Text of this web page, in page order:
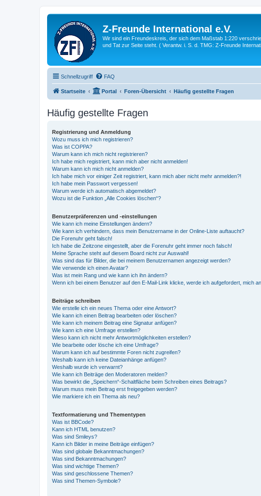
Z-Freunde International e.V.
Wir sind ein Freundeskreis, der sich dem Maßstab 1:220
und Tat zur Seite steht. ( Verantw. i. S. d. TMG: Z-Freunde
Schnellzugriff FAQ
Startseite Portal Foren-Übersicht Häufig gestellte Fragen
Häufig gestellte Fragen
Registrierung und Anmeldung
Wozu muss ich mich registrieren?
Was ist COPPA?
Warum kann ich mich nicht registrieren?
Ich habe mich registriert, kann mich aber nicht anmelden!
Warum kann ich mich nicht anmelden?
Ich habe mich vor einiger Zeit registriert, kann mich aber nicht mehr anmelden?!
Ich habe mein Passwort vergessen!
Warum werde ich automatisch abgemeldet?
Wozu ist die Funktion „Alle Cookies löschen“?
Benutzerpräferenzen und -einstellungen
Wie kann ich meine Einstellungen ändern?
Wie kann ich verhindern, dass mein Benutzername in der Online-Liste auftaucht?
Die Forenuhr geht falsch!
Ich habe die Zeitzone eingestellt, aber die Forenuhr geht immer noch falsch!
Meine Sprache steht auf diesem Board nicht zur Auswahl!
Was sind das für Bilder, die bei meinem Benutzernamen angezeigt werden?
Wie verwende ich einen Avatar?
Was ist mein Rang und wie kann ich ihn ändern?
Wenn ich bei einem Benutzer auf den E-Mail-Link klicke, werde ich aufgefordert, mich
Beiträge schreiben
Wie erstelle ich ein neues Thema oder eine Antwort?
Wie kann ich einen Beitrag bearbeiten oder löschen?
Wie kann ich meinem Beitrag eine Signatur anfügen?
Wie kann ich eine Umfrage erstellen?
Wieso kann ich nicht mehr Antwortmöglichkeiten erstellen?
Wie bearbeite oder lösche ich eine Umfrage?
Warum kann ich auf bestimmte Foren nicht zugreifen?
Weshalb kann ich keine Dateianhänge anfügen?
Weshalb wurde ich verwarnt?
Wie kann ich Beiträge den Moderatoren melden?
Was bewirkt die „Speichern“-Schaltfläche beim Schreiben eines Beitrags?
Warum muss mein Beitrag erst freigegeben werden?
Wie markiere ich ein Thema als neu?
Textformatierung und Thementypen
Was ist BBCode?
Kann ich HTML benutzen?
Was sind Smileys?
Kann ich Bilder in meine Beiträge einfügen?
Was sind globale Bekanntmachungen?
Was sind Bekanntmachungen?
Was sind wichtige Themen?
Was sind geschlossene Themen?
Was sind Themen-Symbole?